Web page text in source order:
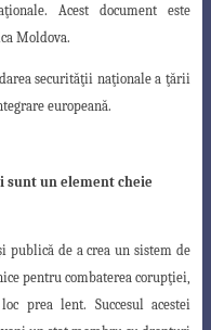
Acest document este
Moldova.
securităţii naţionale a ţării
europeană.
sunt un element cheie
publică de a crea un sistem de
pentru combaterea corupţiei,
prea lent. Succesul acestei